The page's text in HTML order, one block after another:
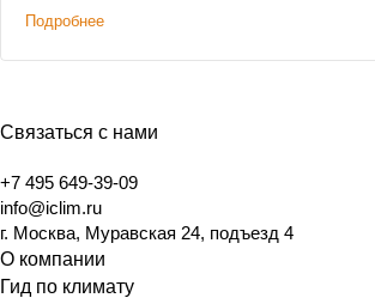
изменений.
Подробнее
Связаться с нами
+7 495 649-39-09
info@iclim.ru
г. Москва, Муравская 24, подъезд 4
О компании
Гид по климату